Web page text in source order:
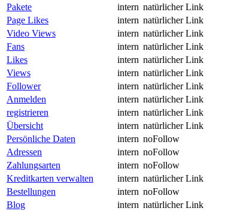
Pakete
intern natürlicher Link
Page Likes
intern natürlicher Link
Video Views
intern natürlicher Link
Fans
intern natürlicher Link
Likes
intern natürlicher Link
Views
intern natürlicher Link
Follower
intern natürlicher Link
Anmelden
intern natürlicher Link
registrieren
intern natürlicher Link
Übersicht
intern natürlicher Link
Persönliche Daten
intern noFollow
Adressen
intern noFollow
Zahlungsarten
intern noFollow
Kreditkarten verwalten
intern natürlicher Link
Bestellungen
intern noFollow
Blog
intern natürlicher Link